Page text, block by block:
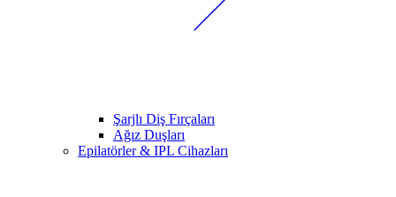
Şarjlı Diş Fırçaları
Ağız Duşları
Epilatörler & IPL Cihazları